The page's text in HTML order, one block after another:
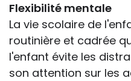
Flexibilité mentale
La vie scolaire de
routinière et cadrée
l'enfant évite les
son attention sur les